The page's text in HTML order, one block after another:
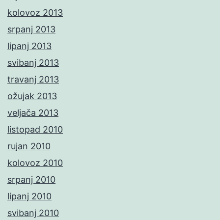
kolovoz 2013
srpanj 2013
lipanj 2013
svibanj 2013
travanj 2013
ožujak 2013
veljača 2013
listopad 2010
rujan 2010
kolovoz 2010
srpanj 2010
lipanj 2010
svibanj 2010